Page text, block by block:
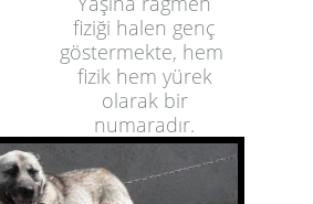
fiziği halen genç
göstermekte, hem
fizik hem yürek
olarak bir
numaradır.